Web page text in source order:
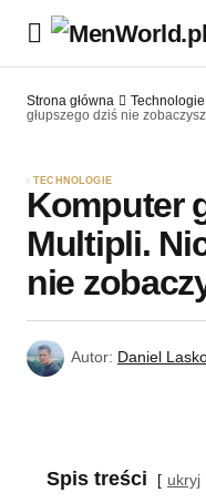
Strona główna Technologie
głupszego dziś nie zobaczysz
TECHNOLOGIE
Komputer
Multipli.
nie
Autor: Daniel
Spis treści ukryj